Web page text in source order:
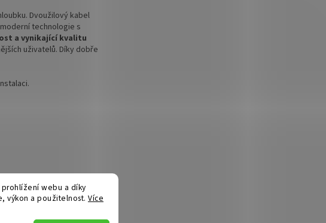
webu a díky
výkon a použitelnost. Více
Dvoužilový kabel
technologie s
a vynikající kvalitu
uživatelů. Díky dobře